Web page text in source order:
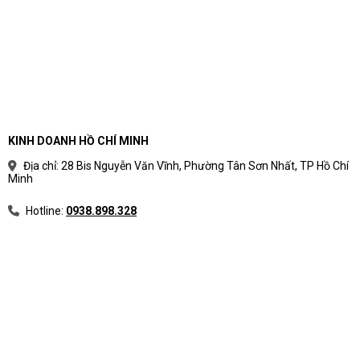
KINH DOANH HỒ CHÍ MINH
Địa chỉ: 28 Bis Nguyễn Văn Vĩnh, Phường Tân Sơn Nhất, TP Hồ Chí
Minh
Hotline: 0938.898.328